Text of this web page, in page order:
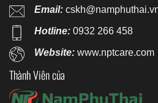
Email:
Hotline: 0932 266 458
Website:www.nptcare.com
Thành Viên của